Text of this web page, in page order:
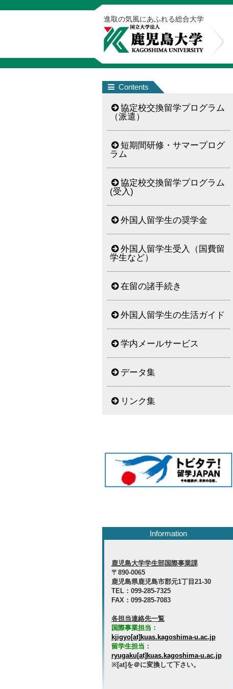
進取の気風にあふれる総合大学
Contents
協定校交換留学プログラム
（派遣）
短期間研修・サマープログ
ラム
協定校交換留学プログラム
(受入)
外国人留学生の奨学金
外国人留学生受入（国費留
学生など）
在留の諸手続き
外国人留学生の生活ガイド
学内メールサービス
データ集
リンク集
Information
鹿児島大学学生部国際事業課
〒890-0065
鹿児島県鹿児島市郡元1丁目21-30
TEL：099-285-7325
FAX：099-285-7083
各担当連絡先一覧
国際事業担当：
kjigyo[at]kuas.kagoshima-u.ac.jp
留学生担当：
ryugaku[at]kuas.kagoshima-u.ac.jp
※[at]を＠に変換して下さい。